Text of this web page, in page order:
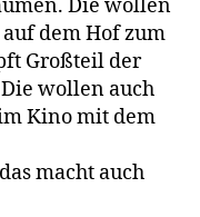
Die wollen
dem Hof zum
Großteil der
wollen auch
Kino mit dem
macht auch